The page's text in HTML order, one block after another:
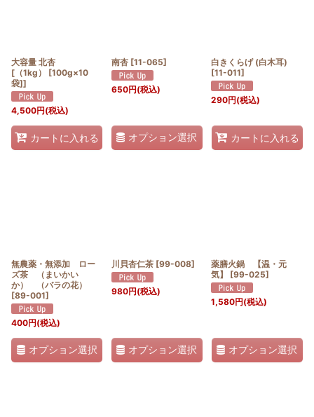
大容量 北杏
[（1kg） [100g×10
袋]]
4,500円(税込)
カートに入れる
南杏 [11-065]
650円(税込)
オプション選択
白きくらげ (白木耳)
[11-011]
290円(税込)
カートに入れる
無農薬・無添加 ロー
ズ茶 （まいかい
か） （バラの花）
[89-001]
400円(税込)
オプション選択
川貝杏仁茶 [99-008]
980円(税込)
オプション選択
薬膳火鍋 【温・元
気】
[99-025]
1,580円(税込)
オプション選択